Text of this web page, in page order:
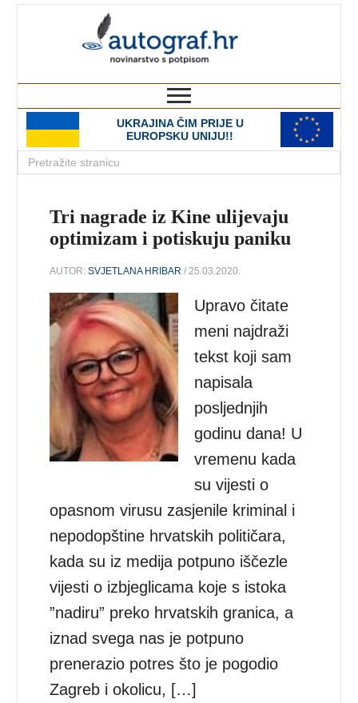
UKRAJINA ČIM PRIJE U
EUROPSKU UNIJU!!
Tri nagrade iz Kine ulijevaju
optimizam i potiskuju paniku
AUTOR:SVJETLANA HRIBAR / 25.03.2020.
Upravo čitate
meni najdraži
tekst koji sam
napisala
posljednjih
godinu dana! U
vremenu kada
su vijesti o
opasnom virusu zasjenile kriminal i
nepodopštine hrvatskih političara,
kada su iz medija potpuno iščezle
vijesti o izbjeglicama koje s istoka
”nadiru” preko hrvatskih granica, a
iznad svega nas je potpuno
prenerazio potres što je pogodio
Zagreb i okolicu, […]